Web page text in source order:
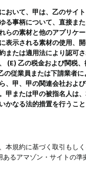
おいて、甲は、乙のサイ
る事柄について、直接ま
らの素材と他のアプリ
表示される素材の使用、
または適用法により認可
(E) 乙の税金および関税
従業員または下請業者
、甲、甲の関連会社およ
甲または甲の被指名人は
かなる法的措置を行うこ
本規約に基づく取引もし
あるアマゾン・サイトの